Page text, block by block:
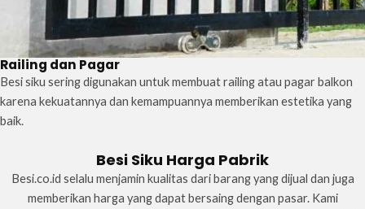
Railing dan Pagar
Besi siku sering digunakan untuk membuat railing atau pagar balkon
karena kekuatannya dan kemampuannya memberikan estetika yang
baik.
Besi Siku Harga Pabrik
Besi.co.id selalu menjamin kualitas dari barang yang dijual dan juga
memberikan harga yang dapat bersaing dengan pasar. Kami